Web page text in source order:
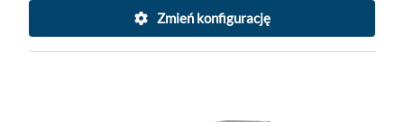
Zmień konfigurację